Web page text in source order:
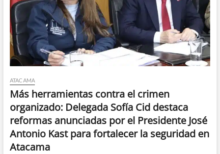
ATACAMA
Más herramientas contra el crimen
organizado: Delegada Sofía Cid destaca
reformas anunciadas por el Presidente José
Antonio Kast para fortalecer la seguridad en
Atacama